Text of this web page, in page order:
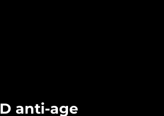
anti-age